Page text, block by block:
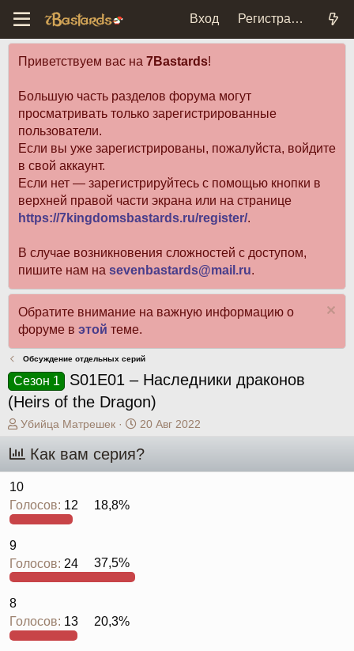
Вход Регистрация
Приветствуем вас на 7Bastards!
Большую часть разделов форума могут
просматривать только зарегистрированные
пользователи.
Если вы уже зарегистрированы, пожалуйста, войдите
в свой аккаунт.
Если нет — зарегистрируйтесь с помощью кнопки в
верхней правой части экрана или на странице
https://7kingdomsbastards.ru/register/.
В случае возникновения сложностей с доступом,
пишите нам на sevenbastards@mail.ru.
Обратите внимание на важную информацию о
форуме в этой теме.
Обсуждение отдельных серий
Сезон 1
S01E01 – Наследники драконов
(Heirs of the Dragon)
А
р
е
м
Убийца Матрешек
Д
т
20 Авг 2022
Как вам серия?
10
Голосов: 12 18,8%
9
Голосов: 24 37,5%
8
Голосов: 13 20,3%